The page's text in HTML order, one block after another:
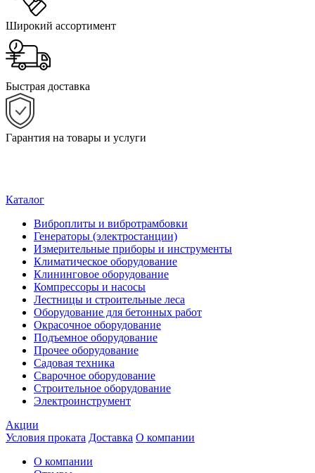
Широкий ассортимент
Быстрая доставка
Гарантия на товары и услуги
Каталог
Виброплиты и вибротрамбовки
Генераторы (электростанции)
Измерительные приборы и инструменты
Климатическое оборудование
Клининговое оборудование
Компрессоры и насосы
Лестницы и строительные леса
Оборудование для бетонных работ
Окрасочное оборудование
Подъемное оборудование
Прочее оборудование
Садовая техника
Сварочное оборудование
Строительное оборудование
Электроинструмент
Акции
Условия проката Доставка О компании
О компании